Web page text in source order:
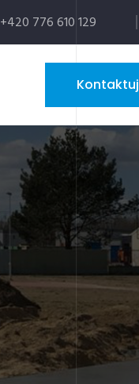
+420 776 610 129